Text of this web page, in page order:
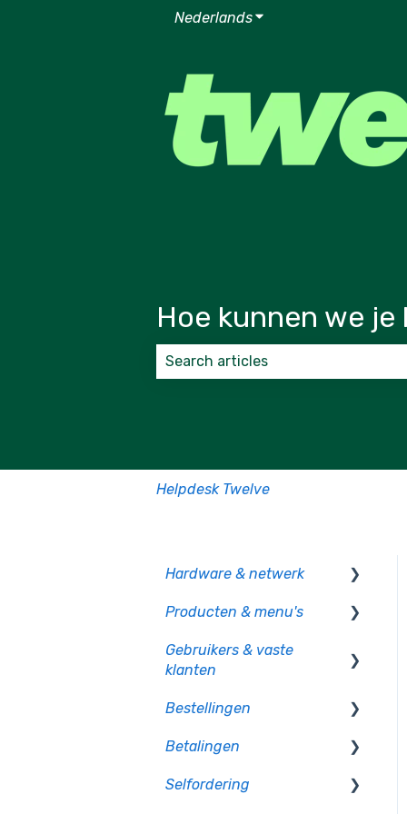
NederlandsSubmenu tonen voor
Hoe kunnen we je
Helpdesk Twelve
Hardware & netwerk
Kassa
PIO
Producten & menu's
Producten
indeling
Supplementen
Voorraad
Gebruikers & vaste
klanten
Gebruikersbeheer
Rechten en authorisatie
Bestellingen
Op bon
Op rekening betalen
Betalingen
Betaalmethoden
Selfordering